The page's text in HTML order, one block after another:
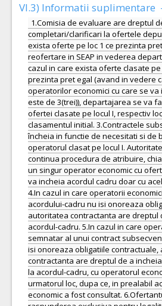
VI.3) Informatii suplimentare
1.Comisia de evaluare are dreptul
completari/clarificari la ofertele
exista oferte pe loc 1 ce prezinta
reofertare in SEAP in vederea
cazul in care exista oferte clasate pe
prezinta pret egal (avand in vedere
operatorilor economici cu care se
este de 3(trei)), departajarea se va
ofertei clasate pe locul I, respectiv
clasamentul initial. 3.Contractele
încheia in functie de necesitati si de
operatorul clasat pe locul I.
continua procedura de atribuire,
un singur operator economic cu
va incheia acordul cadru doar cu
4.In cazul in care operatorii
acordului-cadru nu isi onoreaza
autoritatea contractanta are dreptul
acordul-cadru. 5.In cazul in care
semnatar al unui contract
isi onoreaza obligatiile contractuale,
contractanta are dreptul de a
la acordul-cadru, cu operatorul
urmatorul loc, dupa ce, in prealabil
economic a fost consultat.